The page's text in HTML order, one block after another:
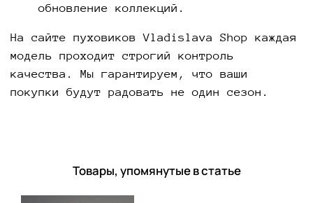
обновление коллекций.
На сайте пуховиков Vladislava Shop каждая
модель проходит строгий контроль
качества. Мы гарантируем, что ваши
покупки будут радовать не один сезон.
Товары, упомянутые в статье